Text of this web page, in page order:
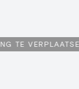
TE